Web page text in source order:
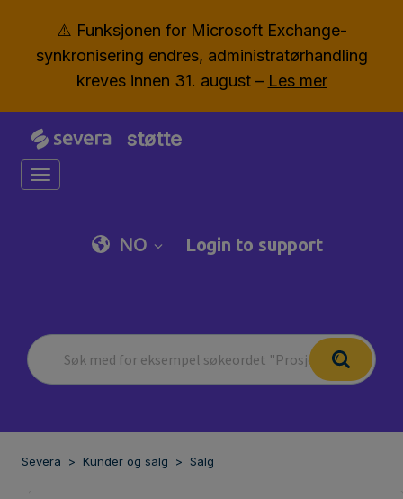
⚠️ Funksjonen for Microsoft Exchange-
synkronisering endres, administratørhandling
kreves innen 31. august – Les mer
støtte
Toggle navigation
NO Login to support
Severa Kunder og salg Salg